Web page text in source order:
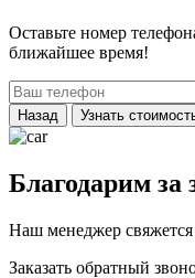
Оставьте номер
ближайшее время!
Назад Узнать
Благодарим за
Наш менеджер
Заказать обратный